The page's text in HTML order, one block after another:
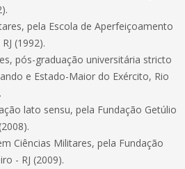
pela Escola de Aperfeiçoamento
(1992).
pós-graduação universitária stricto
e Estado-Maior do Exército, Rio
lato sensu, pela Fundação Getúlio
Ciências Militares, pela Fundação
- RJ (2009).